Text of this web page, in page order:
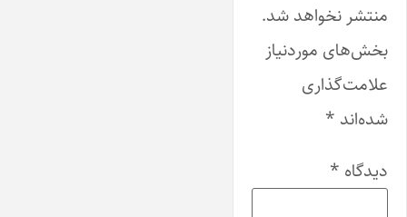
منتشر نخواهد شد.
بخش‌های موردنیاز
علامت‌گذاری
شده‌اند *
دیدگاه *